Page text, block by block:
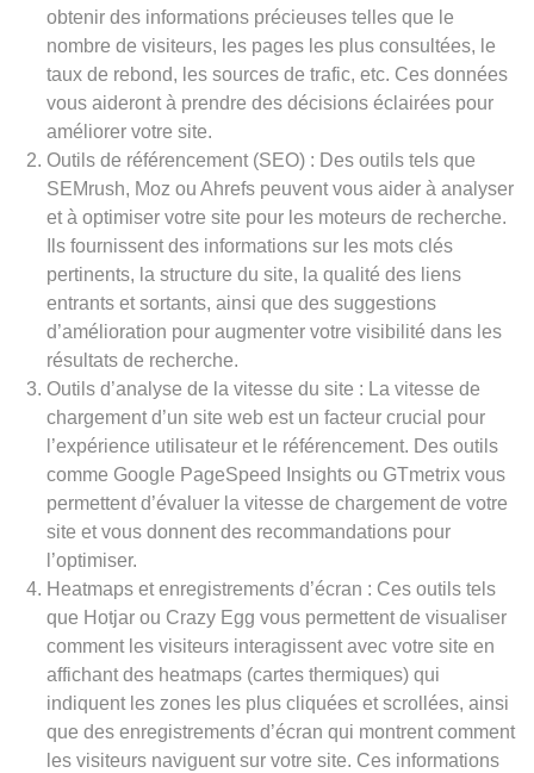
obtenir des informations précieuses telles que le
nombre de visiteurs, les pages les plus consultées, le
taux de rebond, les sources de trafic, etc. Ces données
vous aideront à prendre des décisions éclairées pour
améliorer votre site.
Outils de référencement (SEO) : Des outils tels que
SEMrush, Moz ou Ahrefs peuvent vous aider à analyser
et à optimiser votre site pour les moteurs de recherche.
Ils fournissent des informations sur les mots clés
pertinents, la structure du site, la qualité des liens
entrants et sortants, ainsi que des suggestions
d’amélioration pour augmenter votre visibilité dans les
résultats de recherche.
Outils d’analyse de la vitesse du site : La vitesse de
chargement d’un site web est un facteur crucial pour
l’expérience utilisateur et le référencement. Des outils
comme Google PageSpeed Insights ou GTmetrix vous
permettent d’évaluer la vitesse de chargement de votre
site et vous donnent des recommandations pour
l’optimiser.
Heatmaps et enregistrements d’écran : Ces outils tels
que Hotjar ou Crazy Egg vous permettent de visualiser
comment les visiteurs interagissent avec votre site en
affichant des heatmaps (cartes thermiques) qui
indiquent les zones les plus cliquées et scrollées, ainsi
que des enregistrements d’écran qui montrent comment
les visiteurs naviguent sur votre site. Ces informations